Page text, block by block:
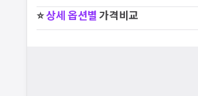
⭐상세 옵션별가격비교